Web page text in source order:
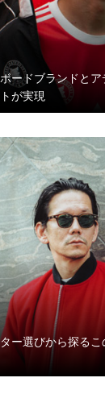
ードブランドと
が実現
ー選びから探る